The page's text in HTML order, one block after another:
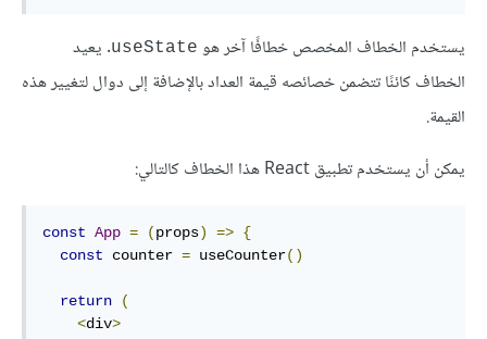
يستخدم الخطاف المخصص خطافًا آخر هو useState. يعيد
الخطاف كائنًا تتضمن خصائصه قيمة العداد بالإضافة إلى دوال لتغيير هذه
القيمة.
يمكن أن يستخدم تطبيق React هذا الخطاف كالتالي:
const App = (props) => {
const counter = useCounter()
return
(
<div>